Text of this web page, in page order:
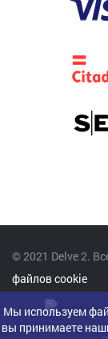
© 2021 Delve 2.
файлов cookie
Мы используем
вы принимаете